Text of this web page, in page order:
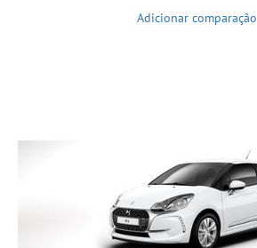
Adicionar comparação